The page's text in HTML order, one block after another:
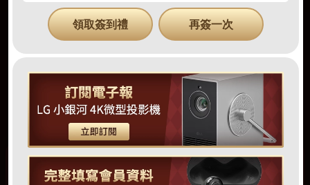
領取簽到禮 再簽一次